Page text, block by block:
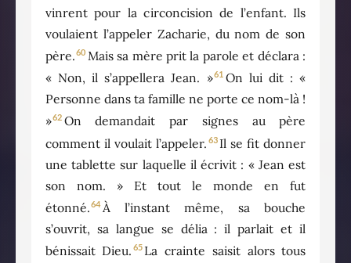
vinrent pour la circoncision de l’enfant. Ils
voulaient l’appeler Zacharie, du nom de son
père.60 Mais sa mère prit la parole et déclara :
« Non, il s’appellera Jean. »61 On lui dit : «
Personne dans ta famille ne porte ce nom-là !
»62 On demandait par signes au père
comment il voulait l’appeler. 63 Il se fit donner
une tablette sur laquelle il écrivit : « Jean est
son nom. » Et tout le monde en fut
étonné.64 À l’instant même, sa bouche
s’ouvrit, sa langue se délia : il parlait et il
bénissait Dieu. 65 La crainte saisit alors tous